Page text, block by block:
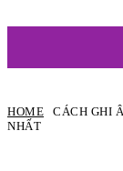
HOME
CÁCH GHI
NHẤT